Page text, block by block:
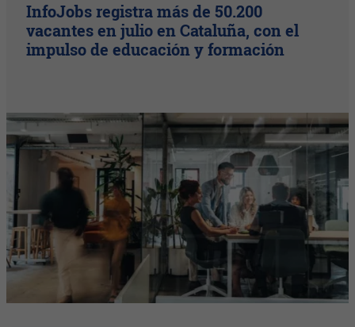
InfoJobs registra más de 50.200
vacantes en julio en Cataluña, con el
impulso de educación y formación